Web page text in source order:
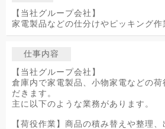
【当社グループ会社】
家電製品などの仕分けやピッキング作
仕事内容
【当社グループ会社】
倉庫内で家電製品、小物家電などの
だきます。
主に以下のような業務があります。
【荷役作業】商品の積み替えや整理